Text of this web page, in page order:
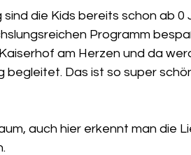
die Kids bereits schon ab
Programm
am Herzen und da
begleitet. Das ist so super
auch hier erkennt man die